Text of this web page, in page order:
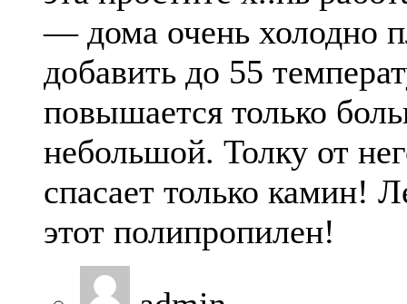
— дома очень холодно
добавить до 55
повышается только
небольшой. Толку от
спасает только камин!
этот полипропилен!